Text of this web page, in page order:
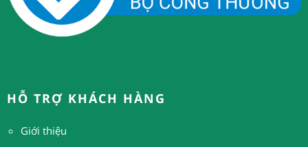
HỖ TRỢ KHÁCH HÀNG
Giới thiệu